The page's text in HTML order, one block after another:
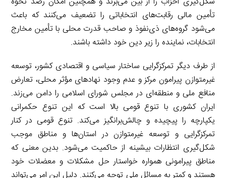
تأمین مالی رقابت‌های انتخاباتی را تضعیف می‌کنند که باعث
می‌شود گروه‌های ذی‌نفوذ و صاحب قدرت محلی با تأمین مخارج
انتخابات، نماینده را زیر دین خود داشته باشند.
از طرف دیگر تمرکزگرایی ساختار سیاسی و اقتصادی کشور، توسعه
غیرمتوازن پیرامون مرکز و عدم وجود نهادهای مؤثر محلی، تعارض
منافع ملی و منطقه‌ای در مجلس شورای اسلامی را دامن می‌زند.
ایران کشوری با تنوع قومی بالا است که این تنوع حکمرانی
یکپارچه را پیچیده و چالش‌برانگیز می‌کند. تنوع قومی در کنار
تمرکزگرایی و توسعه غیرمتوازن در استان‌ها و مناطق موجب
شکل‌گیری انتظارات بیشینه از حاکمیت می‌شود. بدین معنی که
مناطق پیرامونی همواره خواستار حل مشکلات و معضلات خود